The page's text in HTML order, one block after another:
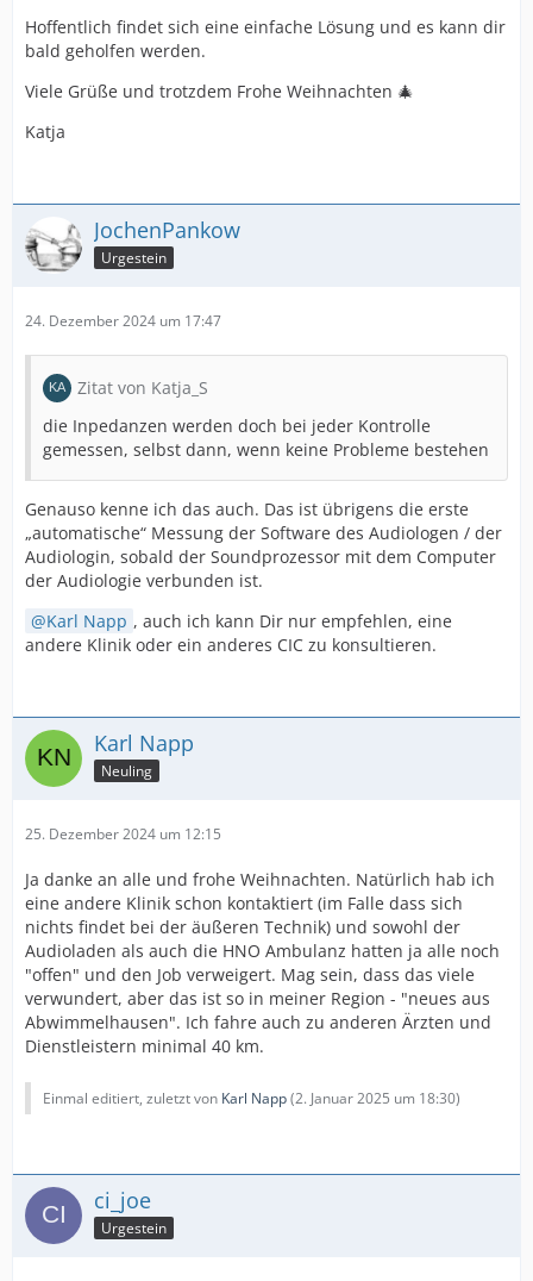
Hoffentlich findet sich eine einfache Lösung und es kann dir
bald geholfen werden.
Viele Grüße und trotzdem Frohe Weihnachten 🎄
Katja
JochenPankow
Urgestein
24. Dezember 2024 um 17:47
Zitat von Katja_S
die Inpedanzen werden doch bei jeder Kontrolle
gemessen, selbst dann, wenn keine Probleme bestehen
Genauso kenne ich das auch. Das ist übrigens die erste
„automatische“ Messung der Software des Audiologen / der
Audiologin, sobald der Soundprozessor mit dem Computer
der Audiologie verbunden ist.
Karl Napp , auch ich kann Dir nur empfehlen, eine
andere Klinik oder ein anderes CIC zu konsultieren.
Karl Napp
Neuling
25. Dezember 2024 um 12:15
Ja danke an alle und frohe Weihnachten. Natürlich hab ich
eine andere Klinik schon kontaktiert (im Falle dass sich
nichts findet bei der äußeren Technik) und sowohl der
Audioladen als auch die HNO Ambulanz hatten ja alle noch
"offen" und den Job verweigert. Mag sein, dass das viele
verwundert, aber das ist so in meiner Region - "neues aus
Abwimmelhausen". Ich fahre auch zu anderen Ärzten und
Dienstleistern minimal 40 km.
Einmal editiert, zuletzt von Karl Napp(2. Januar 2025 um 18:30)
ci_joe
Urgestein